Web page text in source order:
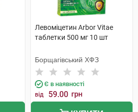
Левоміцетин Arbor Vitae
таблетки 500 мг 10 шт
Борщагівський ХФЗ
Є в наявності
від 59.00 грн